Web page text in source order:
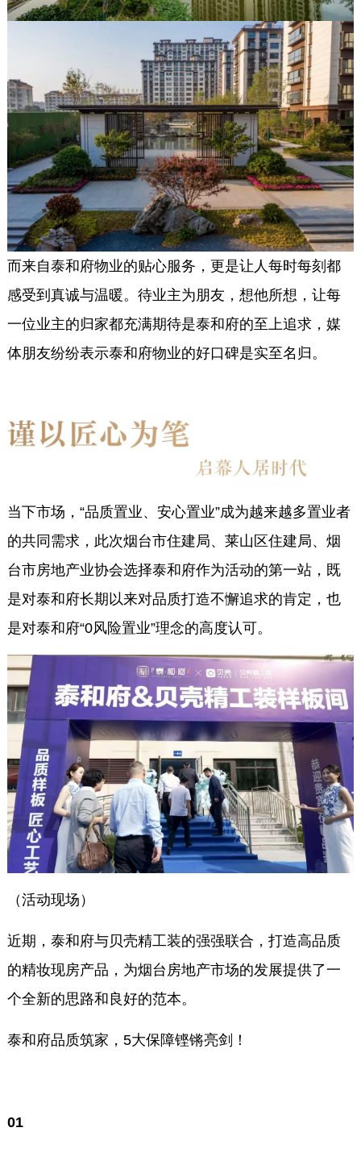
而来自泰和府物业的贴心服务，更是让人每时每刻都
感受到真诚与温暖。待业主为朋友，想他所想，让每
一位业主的归家都充满期待是泰和府的至上追求，媒
体朋友纷纷表示泰和府物业的好口碑是实至名归。
当下市场，“品质置业、安心置业”成为越来越多置业者
的共同需求，此次烟台市住建局、莱山区住建局、烟
台市房地产业协会选择泰和府作为活动的第一站，既
是对泰和府长期以来对品质打造不懈追求的肯定，也
是对泰和府“0风险置业”理念的高度认可。
（活动现场）
近期，泰和府与贝壳精工装的强强联合，打造高品质
的精妆现房产品，为烟台房地产市场的发展提供了一
个全新的思路和良好的范本。
泰和府品质筑家，5大保障铿锵亮剑！
01